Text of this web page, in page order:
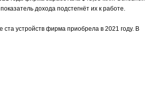
дохода подстегнёт их к работе.
устройств фирма приобрела в 2021 году. В